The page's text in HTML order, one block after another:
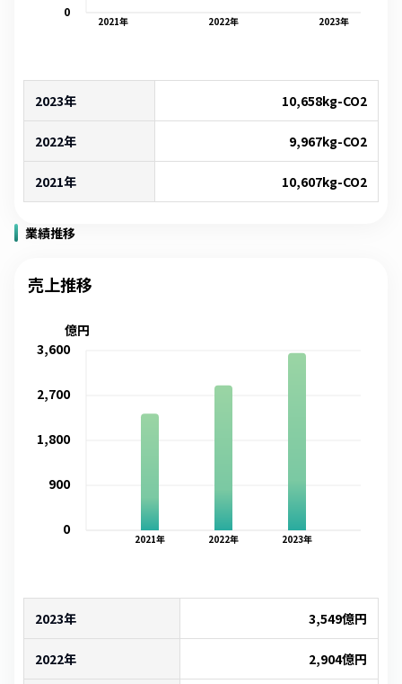
2021年 2022年 2023年
0
2023年 10,658kg-CO2
2022年 9,967kg-CO2
2021年 10,607kg-CO2
業績推移
売上推移
2021年 2022年 2023年
0
900
1,800
2,700
3,600
億円
2023年 3,549億円
2022年 2,904億円